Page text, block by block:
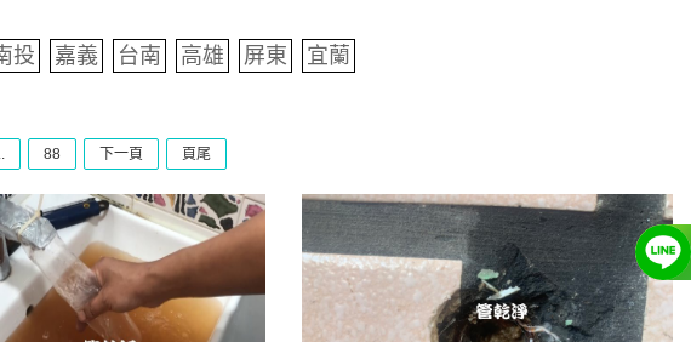
投 嘉義 台南 高雄 屏東
宜蘭
88 下一頁 頁尾